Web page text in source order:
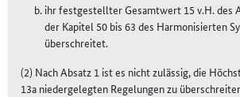
ihr festgestellter Gesamtwert 15 v.H. des
der Kapitel 50 bis 63 des Harmonisierten
überschreitet.
(2) Nach Absatz 1 ist es nicht zulässig, die
13a niedergelegten Regelungen zu